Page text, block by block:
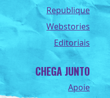
Republique
Webstories
Editoriais
CHEGA JUNTO
Apoie